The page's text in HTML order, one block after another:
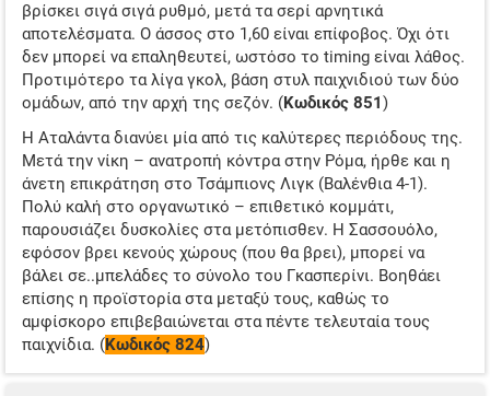
βρίσκει σιγά σιγά ρυθμό, μετά τα σερί αρνητικά
αποτελέσματα. Ο άσσος στο 1,60 είναι επίφοβος. Όχι ότι
δεν μπορεί να επαληθευτεί, ωστόσο το timing είναι λάθος.
Προτιμότερο τα λίγα γκολ, βάση στυλ παιχνιδιού των δύο
ομάδων, από την αρχή της σεζόν. (Κωδικός 851 )
Η Αταλάντα διανύει μία από τις καλύτερες περιόδους της.
Μετά την νίκη – ανατροπή κόντρα στην Ρόμα, ήρθε και η
άνετη επικράτηση στο Τσάμπιονς Λιγκ (Βαλένθια 4-1).
Πολύ καλή στο οργανωτικό – επιθετικό κομμάτι,
παρουσιάζει δυσκολίες στα μετόπισθεν. Η Σασσουόλο,
εφόσον βρει κενούς χώρους (που θα βρει), μπορεί να
βάλει σε..μπελάδες το σύνολο του Γκασπερίνι. Βοηθάει
επίσης η προϊστορία στα μεταξύ τους, καθώς το
αμφίσκορο επιβεβαιώνεται στα πέντε τελευταία τους
παιχνίδια. (Κωδικός 824)